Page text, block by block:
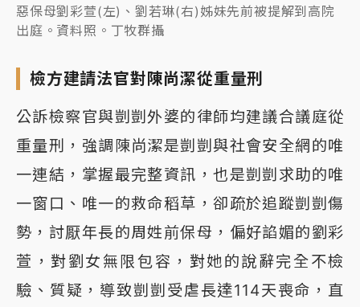
惡保母劉彩萱(左)、劉若琳(右)姊妹先前被提解到高院
出庭。資料照。丁牧群攝
檢方建請法官對陳尚潔從重量刑
公訴檢察官與剴剴外婆的律師均建議合議庭從
重量刑，強調陳尚潔是剴剴與社會安全網的唯
一連結，掌握最完整資訊，也是剴剴求助的唯
一窗口、唯一的救命稻草，卻疏於追蹤剴剴傷
勢，討厭年長的周姓前保母，偏好諂媚的劉彩
萱，對劉女無限包容，對她的說辭完全不檢
驗、質疑，導致剴剴受虐長達114天喪命，直